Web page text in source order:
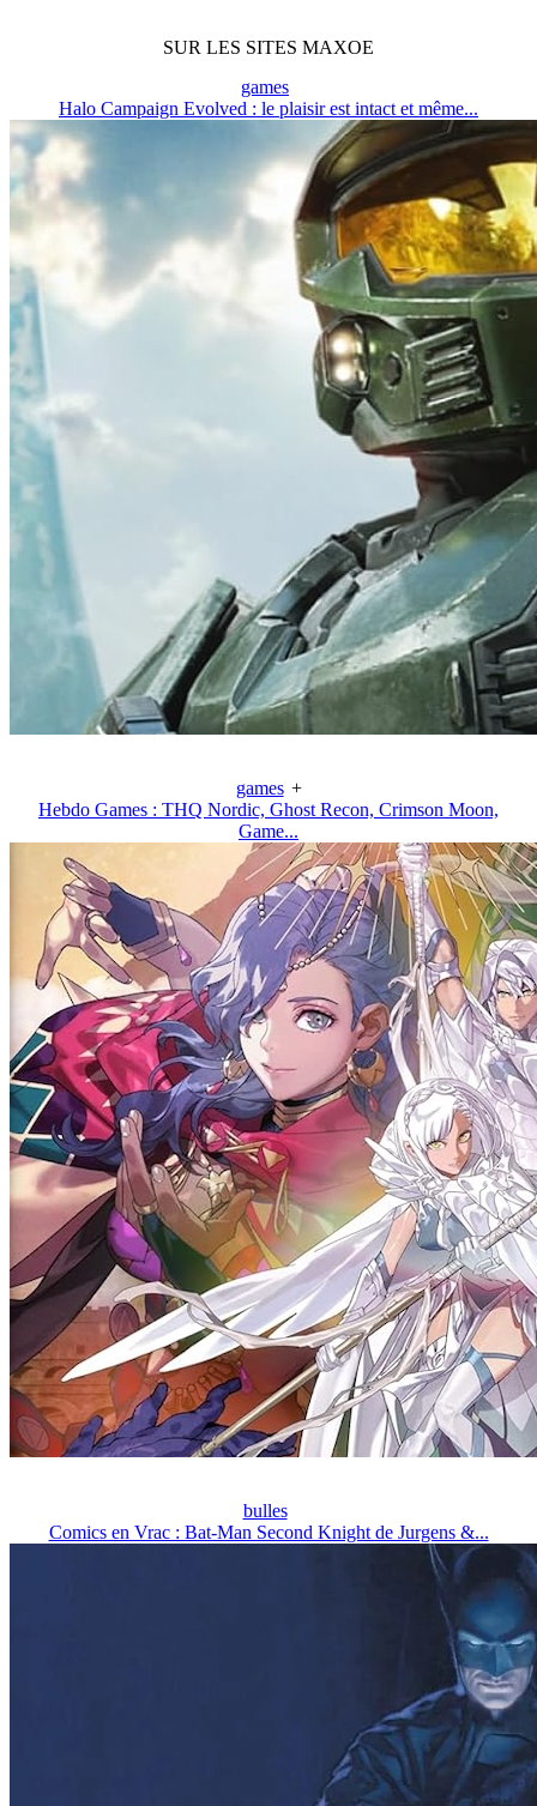
SUR LES SITES MAXOE
games
Halo Campaign Evolved : le plaisir est intact et même...
games +
Hebdo Games : THQ Nordic, Ghost Recon, Crimson Moon,
Game...
bulles
Comics en Vrac : Bat-Man Second Knight de Jurgens &...